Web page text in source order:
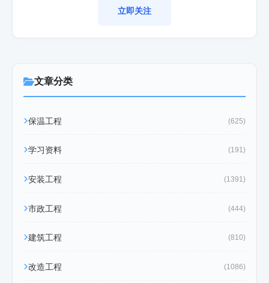
立即关注
文章分类
保温工程 (625)
学习资料 (191)
安装工程 (1391)
市政工程 (444)
建筑工程 (810)
改造工程 (1086)